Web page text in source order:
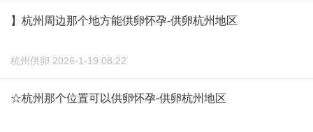
】杭州周边那个地方能供卵怀孕-供卵杭州地区
杭州供卵 2026-1-19 08:22
☆杭州那个位置可以供卵怀孕-供卵杭州地区